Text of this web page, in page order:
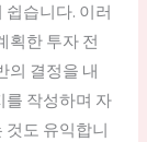
습니다. 이러
획한 투자 전
의 결정을 내
를 작성하며 자
것도 유익합니